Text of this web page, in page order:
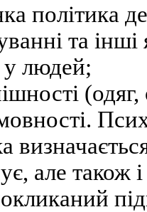
політика
та
у людей;
але також